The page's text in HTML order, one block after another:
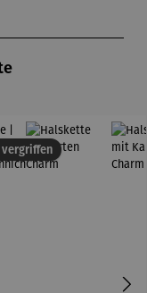
vergriffen